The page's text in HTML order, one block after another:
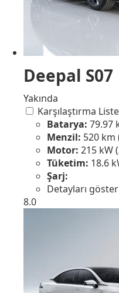
Deepal S07
Yakında
Karşılaştırma
Batarya: 79.97
Menzil: 520 km
Motor: 215 kW
Tüketim: 18.6
Şarj:
Detayları
8.0